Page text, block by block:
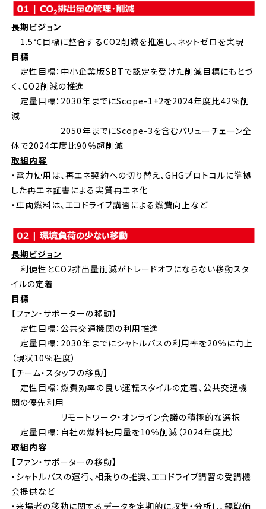
長期ビジョン
1.5℃目標に整合するCO2削減を推進し、ネットゼロを実現
目標
定性目標：中小企業版SBTで認定を受けた削減目標にもとづ
く、CO2削減の推進
定量目標：2030年までにScope-1+2を2024年度比42％削
減
2050年までにScope-3を含むバリューチェーン全
体で2024年度比90％超削減
取組内容
・電力使用は、再エネ契約への切り替え、GHGプロトコルに準拠
した再エネ証書による実質再エネ化
・車両燃料は、エコドライブ講習による燃費向上など
長期ビジョン
利便性とCO2排出量削減がトレードオフにならない移動スタ
イルの定着
目標
【ファン・サポーターの移動】
定性目標：公共交通機関の利用推進
定量目標：2030年までにシャトルバスの利用率を20％に向上
（現状10％程度）
【チーム・スタッフの移動】
定性目標：燃費効率の良い運転スタイルの定着、公共交通機
関の優先利用
リモートワーク・オンライン会議の積極的な選択
定量目標：自社の燃料使用量を10％削減（2024年度比）
取組内容
【ファン・サポーターの移動】
・シャトルバスの運行、相乗りの推奨、エコドライブ講習の受講機
会提供など
・来場者の移動に関するデータを定期的に収集・分析し、観戦価